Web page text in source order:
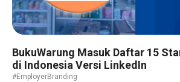
BukuWarung Masuk Daftar 15
di Indonesia Versi LinkedIn
#EmployerBranding